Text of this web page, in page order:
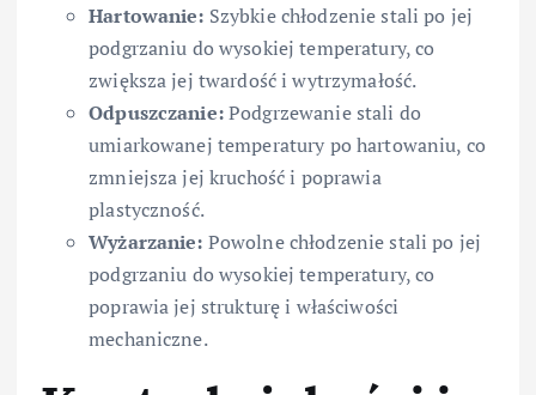
Hartowanie: Szybkie chłodzenie stali po jej
podgrzaniu do wysokiej temperatury, co
zwiększa jej twardość i wytrzymałość.
Odpuszczanie:Podgrzewanie stali do
umiarkowanej temperatury po hartowaniu, co
zmniejsza jej kruchość i poprawia
plastyczność.
Wyżarzanie: Powolne chłodzenie stali po jej
podgrzaniu do wysokiej temperatury, co
poprawia jej strukturę i właściwości
mechaniczne.